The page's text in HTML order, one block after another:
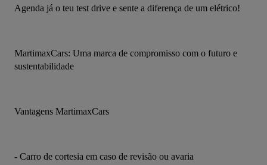
Agenda já o teu test drive e sente a diferença de um elétrico!
MartimaxCars: Uma marca de compromisso com o futuro e
sustentabilidade
Vantagens MartimaxCars
- Carro de cortesia em caso de revisão ou avaria